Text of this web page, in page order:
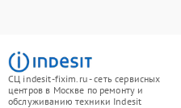
СЦ indesit-fixim.ru - сеть сервисных
центров в Москве по ремонту и
обслуживанию техники Indesit